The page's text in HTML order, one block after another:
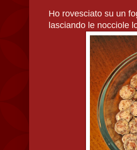
Ho rovesciato su un
lasciando le nocciole